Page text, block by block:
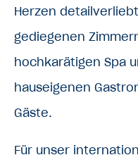
Herzen
gediegenen
hochkarätigen Spa
hauseigenen
Gäste.
Für unser